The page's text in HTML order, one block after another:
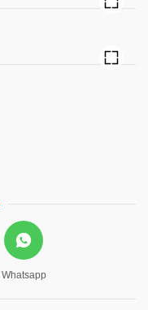
Whatsapp